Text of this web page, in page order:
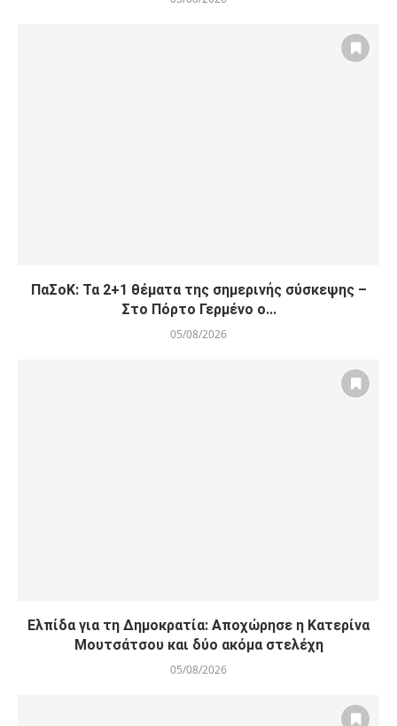
ΠαΣοΚ: Τα 2+1 θέματα της σημερινής σύσκεψης –
Στο Πόρτο Γερμένο ο...
05/08/2026
Ελπίδα για τη Δημοκρατία: Αποχώρησε η Κατερίνα
Μουτσάτσου και δύο ακόμα στελέχη
05/08/2026